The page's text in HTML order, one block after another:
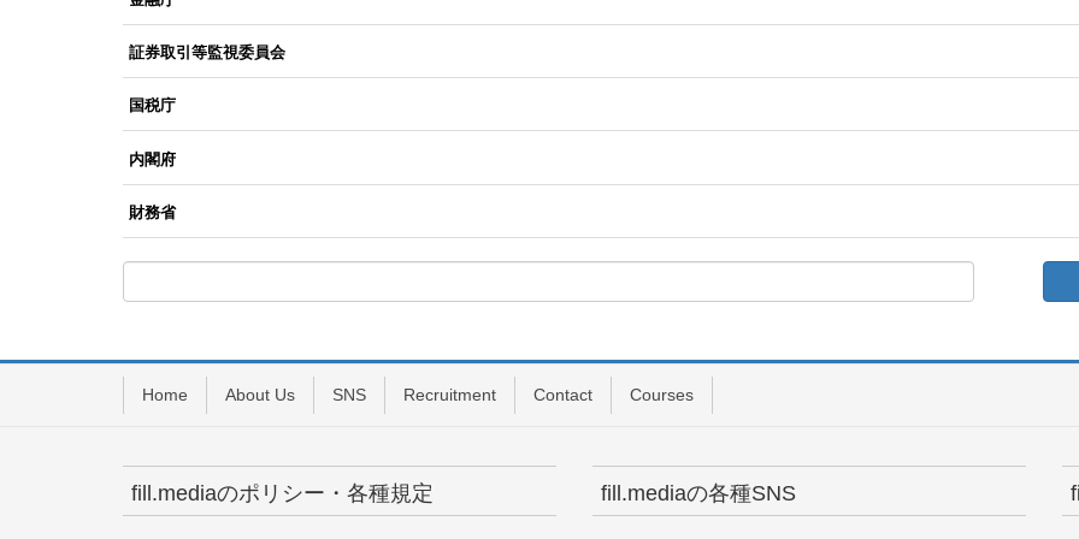
証券取引等監視委員会
国税庁
内閣府
財務省
Home About Us SNS Recruitment Contact Courses
fill.mediaのポリシー・各種規定 fill.mediaの各種SNS